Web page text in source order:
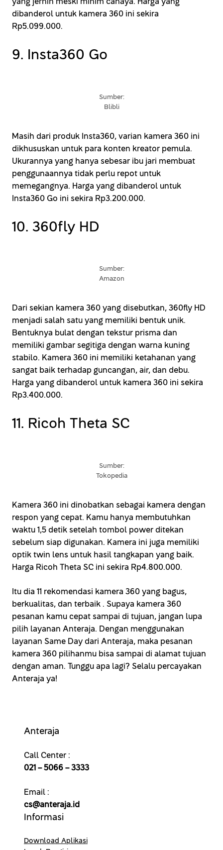
dibanderol untuk kamera 360 ini sekira
Rp5.099.000.
9. Insta360 Go
Sumber:
Blibli
Masih dari produk Insta360, varian kamera 360 ini
dikhususkan untuk para konten kreator pemula.
Ukurannya yang hanya sebesar ibu jari membuat
penggunaannya tidak perlu repot untuk
memegangnya. Harga yang dibanderol untuk
Insta360 Go ini sekira Rp3.200.000.
10. 360fly HD
Sumber:
Amazon
Dari sekian kamera 360 yang disebutkan, 360fly HD
menjadi salah satu yang memiliki bentuk unik.
Bentuknya bulat dengan tekstur prisma dan
memiliki gambar segitiga dengan warna kuning
stabilo. Kamera 360 ini memiliki ketahanan yang
sangat baik terhadap guncangan, air, dan debu.
Harga yang dibanderol untuk kamera 360 ini sekira
Rp3.400.000.
11. Ricoh Theta SC
Sumber:
Tokopedia
Kamera 360 ini dinobatkan sebagai kamera dengan
respon yang cepat. Kamu hanya membutuhkan
waktu 1,5 detik setelah tombol power ditekan
sebelum siap digunakan. Kamera ini juga memiliki
optik twin lens untuk hasil tangkapan yang baik.
Harga Ricoh Theta SC ini sekira Rp4.800.000.
Itu dia 11 rekomendasi kamera 360 yang bagus,
berkualitas, dan terbaik . Supaya kamera 360
pesanan kamu cepat sampai di tujuan, jangan lupa
pilih layanan Anteraja. Dengan menggunakan
layanan Same Day dari Anteraja, maka pesanan
kamera 360 pilihanmu bisa sampai di alamat tujuan
dengan aman. Tunggu apa lagi? Selalu percayakan
Anteraja ya!
Anteraja
Call Center :
021 – 5066 – 3333
Email :
cs@anteraja.id
Informasi
Download Aplikasi